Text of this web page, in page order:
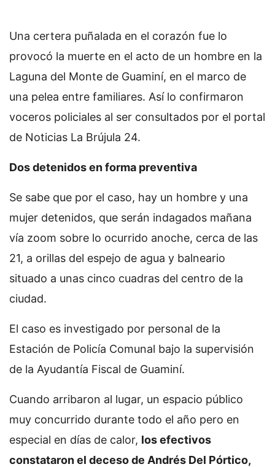
Una certera puñalada en el corazón fue lo
provocó la muerte en el acto de un hombre en la
Laguna del Monte de Guaminí, en el marco de
una pelea entre familiares. Así lo confirmaron
voceros policiales al ser consultados por el portal
de Noticias La Brújula 24.
Dos detenidos en forma preventiva
Se sabe que por el caso, hay un hombre y una
mujer detenidos, que serán indagados mañana
vía zoom sobre lo ocurrido anoche, cerca de las
21, a orillas del espejo de agua y balneario
situado a unas cinco cuadras del centro de la
ciudad.
El caso es investigado por personal de la
Estación de Policía Comunal bajo la supervisión
de la Ayudantía Fiscal de Guaminí.
Cuando arribaron al lugar, un espacio público
muy concurrido durante todo el año pero en
especial en días de calor, los efectivos
constataron el deceso de Andrés Del Pórtico,